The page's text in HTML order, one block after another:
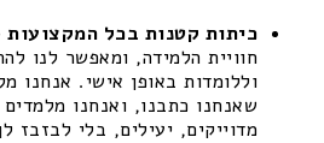
כיתות קטנות בכל המקצועות
חוויית הלמידה, ומאפשר לנו
וללומדות באופן אישי. אנחנו
שאנחנו כתבנו, ואנחנו
מדוייקים, יעילים, בלי לבזבז